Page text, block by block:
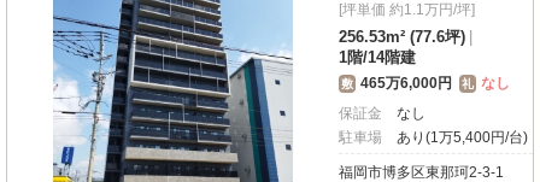
[坪単価 約1.1万円/坪]
256.53m² (77.6坪)
1階/14階建
敷 465万6,000円 礼 なし
保証金
なし
駐車場
あり(1万5,400円/台)
福岡市博多区東那珂2-3-1